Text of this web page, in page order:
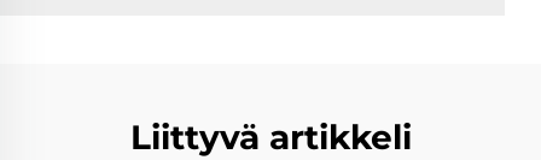
Liittyvä artikkeli